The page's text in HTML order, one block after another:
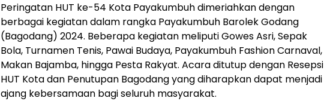
Peringatan HUT ke-54 Kota Payakumbuh dimeriahkan dengan
berbagai kegiatan dalam rangka Payakumbuh Barolek Godang
(Bagodang) 2024. Beberapa kegiatan meliputi Gowes Asri, Sepak
Bola, Turnamen Tenis, Pawai Budaya, Payakumbuh Fashion Carnaval,
Makan Bajamba, hingga Pesta Rakyat. Acara ditutup dengan Resepsi
HUT Kota dan Penutupan Bagodang yang diharapkan dapat menjadi
ajang kebersamaan bagi seluruh masyarakat.